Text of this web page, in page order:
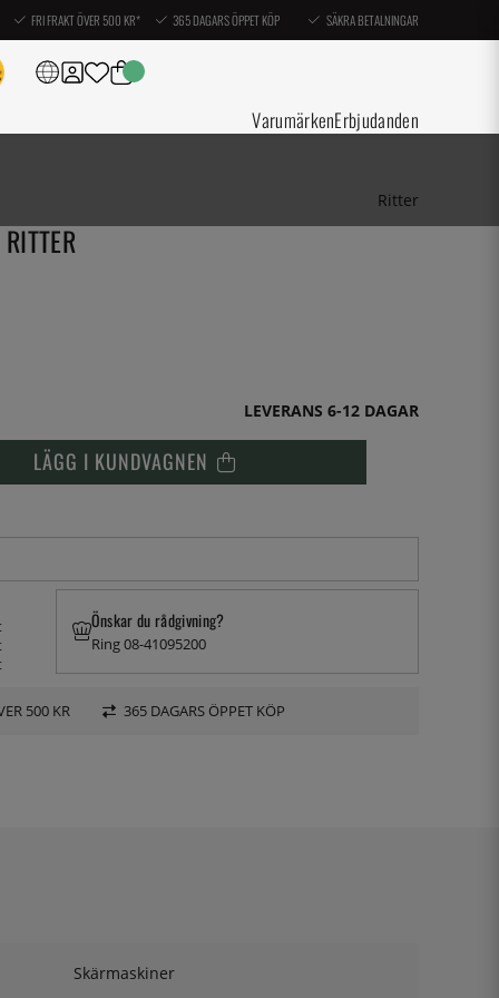
FRI FRAKT ÖVER 500 KR* 365 DAGARS ÖPPET KÖP SÄKRA BETALNINGAR
VarumärkenErbjudanden
Ritter
LEVERANS 6-12 DAGAR
LÄGG I KUNDVAGNEN
Önskar du rådgivning?
Ring 08-41095200
500 KR 365 DAGARS ÖPPET KÖP
Skärmaskiner